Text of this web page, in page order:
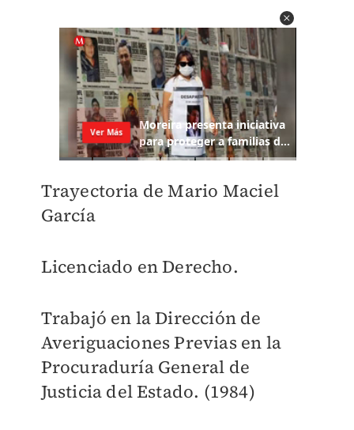
Trayectoria de Mario Maciel
García
Licenciado en Derecho.
Trabajó en la Dirección de
Averiguaciones Previas en la
Procuraduría General de
Justicia del Estado. (1984)